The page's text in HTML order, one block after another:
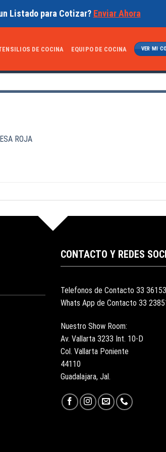
Listado para Cotizar? Enviar Ahora
DE COCINA EQUIPO DE COCINA VER MI
ROJA
CONTACTO Y REDES
Telefonos de Contacto 33
Whats App de Contacto 33
Nuestro Show Room:
Av. Vallarta 3233 Int. 10-D
Col. Vallarta Poniente
44110
Guadalajara, Jal.